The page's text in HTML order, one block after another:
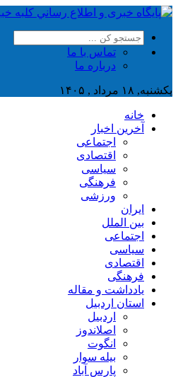
تماس با ما
درباره ما
یکشنبه, ۱۸ مرداد , ۱۴۰۵
خانه
آخرین اخبار
اجتماعی
اقتصادی
سیاسی
فرهنگی
ورزشی
ایران
بین الملل
اجتماعی
سیاسی
اقتصادی
فرهنگی
یادداشت و مقاله
استان اردبیل
اردبیل
اصلاندوز
انگوت
بیله سوار
پارس آباد